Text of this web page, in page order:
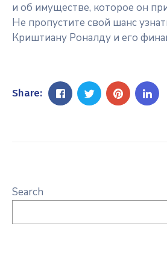
и об имуществе, которое он
Не пропустите свой шанс
Криштиану Роналду и его
Share:
Search